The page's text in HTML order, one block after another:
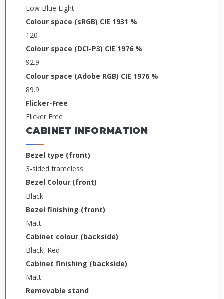
Low Blue Light
Colour space (sRGB) CIE 1931 %
120
Colour space (DCI-P3) CIE 1976 %
92.9
Colour space (Adobe RGB) CIE 1976 %
89.9
Flicker-Free
Flicker Free
CABINET INFORMATION
Bezel type (front)
3-sided frameless
Bezel Colour (front)
Black
Bezel finishing (front)
Matt
Cabinet colour (backside)
Black, Red
Cabinet finishing (backside)
Matt
Removable stand